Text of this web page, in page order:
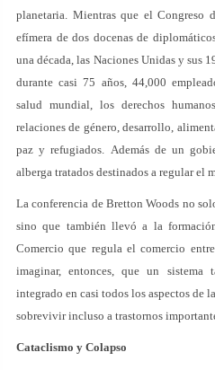
planetaria. Mientras que el Congreso
efímera de dos docenas de
una década, las Naciones Unidas y sus
durante casi 75 años, 44,000
salud mundial, los derechos
relaciones de género, desarrollo,
paz y refugiados. Además de un
alberga tratados destinados a regular el
La conferencia de Bretton Woods no
sino que también llevó a la
Comercio que regula el comercio
imaginar, entonces, que un sistema
integrado en casi todos los aspectos de
sobrevivir incluso a trastornos
Cataclismo y Colapso